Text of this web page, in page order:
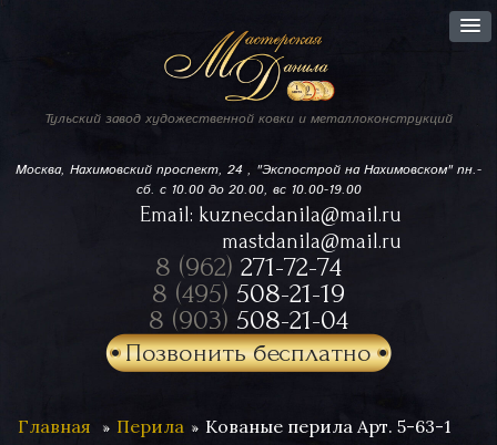
Тульский завод художественной ковки и металлоконструкций
Москва, Нахимовский проспект, 24 , "Экспострой на Нахимовском"пн.-
сб. с 10.00 до 20.00, вс 10.00-19.00
Email: kuznecdanila@mail.ru
mastdanila@mail.ru
8 (962) 271-72-74
8 (495) 508-21-19
8 (903) 508-21-04
Позвонить бесплатно
Главная Перила Кованые перила Арт. 5-63-1